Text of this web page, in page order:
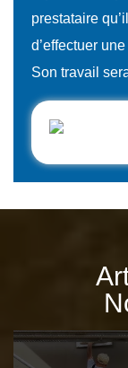
prestataire
d’effectuer
Son travail